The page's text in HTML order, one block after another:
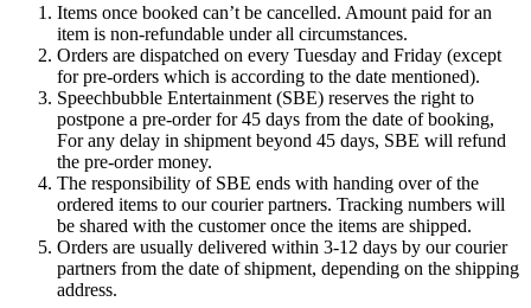
Items once booked can’t be cancelled. Amount paid for an
item is non-refundable under all circumstances.
Orders are dispatched on every Tuesday and Friday (except
for pre-orders which is according to the date mentioned).
Speechbubble Entertainment (SBE) reserves the right to
postpone a pre-order for 45 days from the date of booking,
For any delay in shipment beyond 45 days, SBE will refund
the pre-order money.
The responsibility of SBE ends with handing over of the
ordered items to our courier partners. Tracking numbers will
be shared with the customer once the items are shipped.
Orders are usually delivered within 3-12 days by our courier
partners from the date of shipment, depending on the shipping
address.